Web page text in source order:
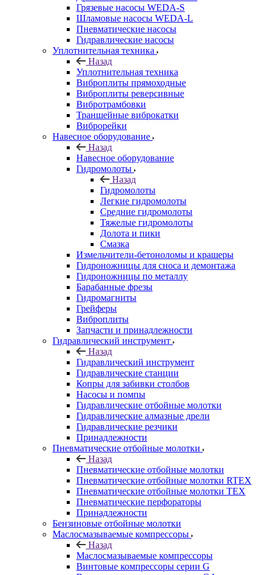
Грязевые насосы WEDA-S
Шламовые насосы WEDA-L
Пневматические насосы
Гидравлические насосы
Уплотнительная техника
Назад
Уплотнительная техника
Виброплиты прямоходные
Виброплиты реверсивные
Вибротрамбовки
Траншейные виброкатки
Виброрейки
Навесное оборудование
Назад
Навесное оборудование
Гидромолоты
Назад
Гидромолоты
Легкие гидромолоты
Средние гидромолоты
Тяжелые гидромолоты
Долота и пики
Смазка
Измельчители-бетоноломы и крашеры
Гидроножницы для сноса и демонтажа
Гидроножницы по металлу
Барабанные фрезы
Гидромагниты
Грейферы
Виброплиты
Запчасти и принадлежности
Гидравлический инструмент
Назад
Гидравлический инструмент
Гидравлические станции
Копры для забивки столбов
Насосы и помпы
Гидравлические отбойные молотки
Гидравлические алмазные дрели
Гидравлические резчики
Принадлежности
Пневматические отбойные молотки
Назад
Пневматические отбойные молотки
Пневматические отбойные молотки RTEX
Пневматические отбойные молотки TEX
Пневматические перфораторы
Принадлежности
Бензиновые отбойные молотки
Маслосмазываемые компрессоры
Назад
Маслосмазываемые компрессоры
Винтовые компрессоры серии G